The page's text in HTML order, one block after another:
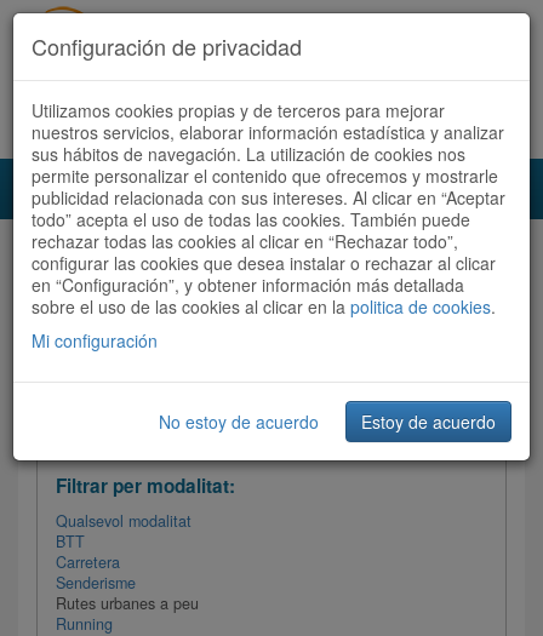
Accedeix Registra't ara Español Català
Audioruta Totes les rutes
Totes les rutes Ordenar per:Més recents/ Dificultat
Filtrar les rutes
Filtrar per modalitat:
Qualsevol modalitat
BTT
Carretera
Senderisme
Rutes urbanes a peu
Running
Configuración de privacidad
Utilizamos cookies propias y de terceros para mejorar
nuestros servicios, elaborar información estadística y analizar
sus hábitos de navegación. La utilización de cookies nos
permite personalizar el contenido que ofrecemos y mostrarle
publicidad relacionada con sus intereses. Al clicar en “Aceptar
todo” acepta el uso de todas las cookies. También puede
rechazar todas las cookies al clicar en “Rechazar todo”,
configurar las cookies que desea instalar o rechazar al clicar
en “Configuración”, y obtener información más detallada
sobre el uso de las cookies al clicar en la politica de cookies.
Mi configuración
No estoy de acuerdo Estoy de acuerdo